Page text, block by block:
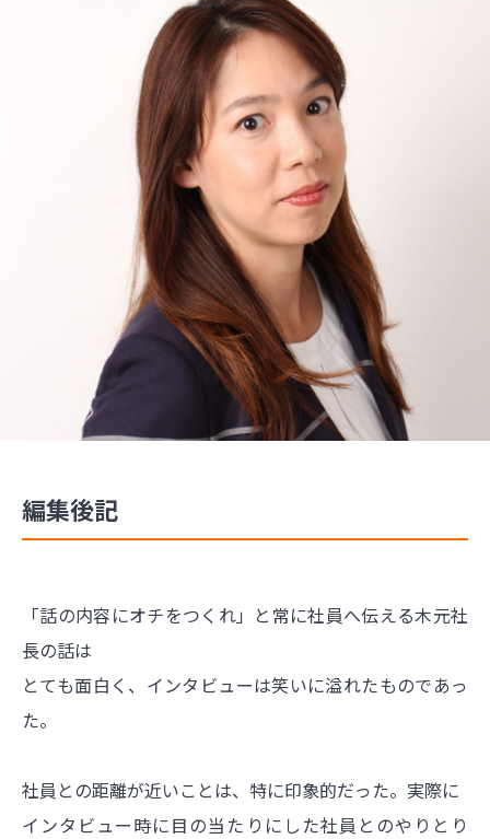
編集後記
「話の内容にオチをつくれ」と常に社員へ伝える木元社
長の話は
とても面白く、インタビューは笑いに溢れたものであっ
た。
社員との距離が近いことは、特に印象的だった。実際に
インタビュー時に目の当たりにした社員とのやりとり